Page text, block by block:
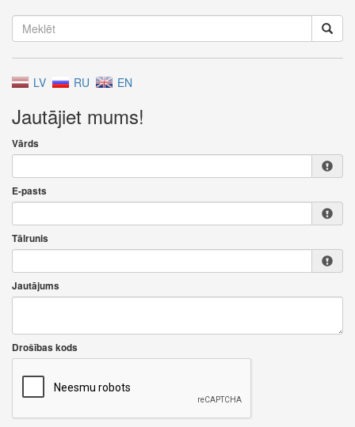
LV RU EN
Jautājiet mums!
Vārds
E-pasts
Tālrunis
Jautājums
Drošības kods